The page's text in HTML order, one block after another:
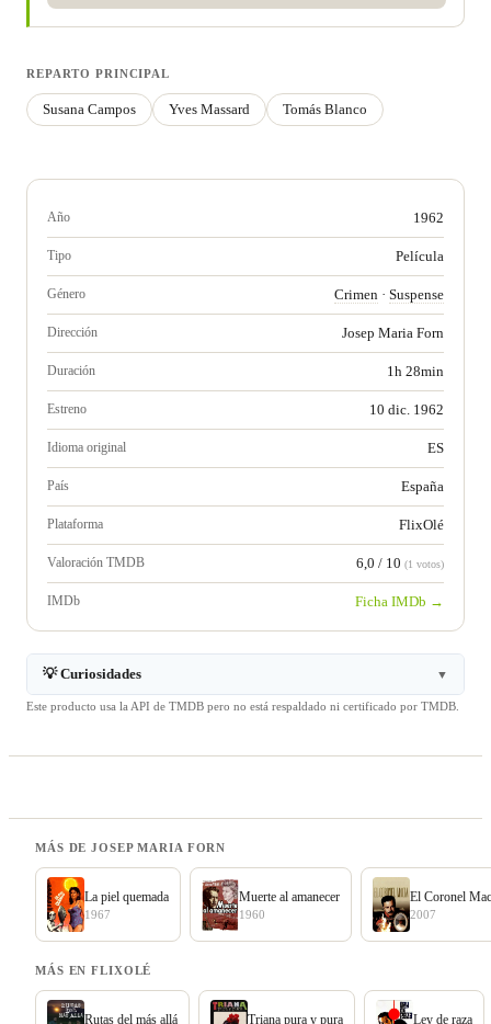
REPARTO PRINCIPAL
Susana Campos Yves Massard Tomás Blanco
Año 1962
Tipo Película
Género Crimen · Suspense
Dirección Josep Maria Forn
Duración 1h 28min
Estreno 10 dic. 1962
Idioma original ES
País España
Plataforma FlixOlé
Valoración TMDB 6,0 / 10 (1 votos)
IMDb Ficha IMDb →
💡 Curiosidades ▼
Este producto usa la API de TMDB pero no está respaldado ni certificado por TMDB.
MÁS DE JOSEP MARIA FORN
La piel quemada
1967
Muerte al amanecer
1960
El Coronel
2007
MÁS EN FLIXOLÉ
Rutas del más allá Triana pura y pura Ley de raza